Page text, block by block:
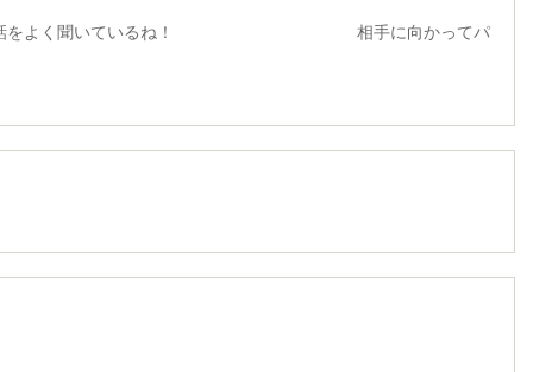
よく聞いているね！ 相手に向かってパ